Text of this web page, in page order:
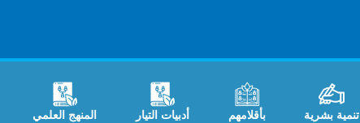
تنمية بشرية بأقلامهم أدبيات التيار المنهج العلمي